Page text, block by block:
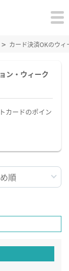
カード決済OKのウ
ン・ウィーク
カードのポイン